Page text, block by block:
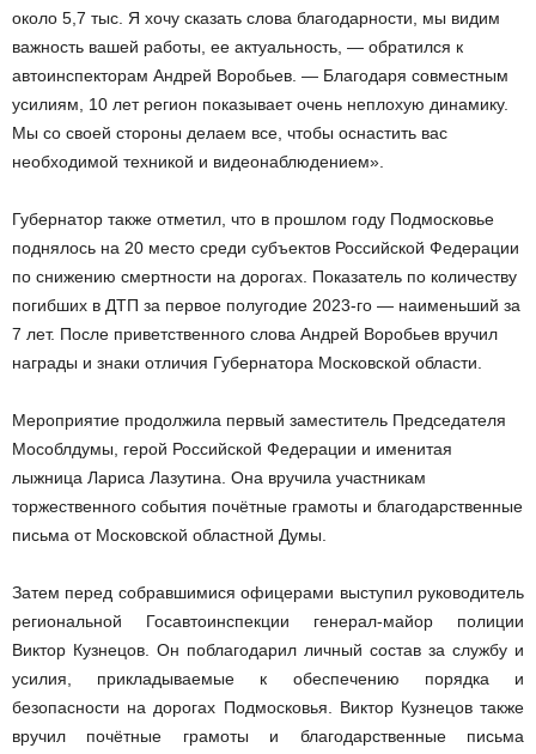
около 5,7 тыс. Я хочу сказать слова благодарности, мы видим
важность вашей работы, ее актуальность, — обратился к
автоинспекторам Андрей Воробьев. — Благодаря совместным
усилиям, 10 лет регион показывает очень неплохую динамику.
Мы со своей стороны делаем все, чтобы оснастить вас
необходимой техникой и видеонаблюдением».
Губернатор также отметил, что в прошлом году Подмосковье
поднялось на 20 место среди субъектов Российской Федерации
по снижению смертности на дорогах. Показатель по количеству
погибших в ДТП за первое полугодие 2023-го — наименьший за
7 лет. После приветственного слова Андрей Воробьев вручил
награды и знаки отличия Губернатора Московской области.
Мероприятие продолжила первый заместитель Председателя
Мособлдумы, герой Российской Федерации и именитая
лыжница Лариса Лазутина. Она вручила участникам
торжественного события почётные грамоты и благодарственные
письма от Московской областной Думы.
Затем перед собравшимися офицерами выступил руководитель
региональной Госавтоинспекции генерал-майор полиции
Виктор Кузнецов. Он поблагодарил личный состав за службу и
усилия, прикладываемые к обеспечению порядка и
безопасности на дорогах Подмосковья. Виктор Кузнецов также
вручил почётные грамоты и благодарственные письма